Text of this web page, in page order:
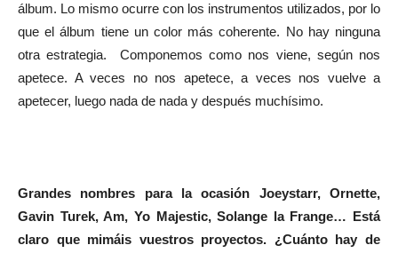
álbum. Lo mismo ocurre con los instrumentos utilizados, por lo
que el álbum tiene un color más coherente. No hay ninguna
otra estrategia. Componemos como nos viene, según nos
apetece. A veces no nos apetece, a veces nos vuelve a
apetecer, luego nada de nada y después muchísimo.
Grandes nombres para la ocasión Joeystarr, Ornette,
Gavin Turek, Am, Yo Majestic, Solange la Frange… Está
claro que mimáis vuestros proyectos. ¿Cuánto hay de